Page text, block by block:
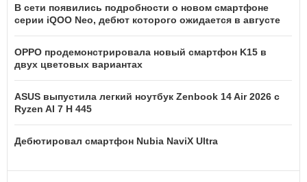
В сети появились подробности о новом смартфоне
серии iQOO Neo, дебют которого ожидается в августе
OPPO продемонстрировала новый смартфон K15 в
двух цветовых вариантах
ASUS выпустила легкий ноутбук Zenbook 14 Air 2026 с
Ryzen AI 7 H 445
Дебютировал смартфон Nubia NaviX Ultra